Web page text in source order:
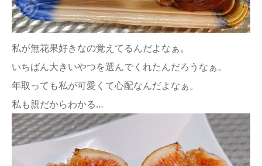
私が無花果好きなの覚えてるんだよなぁ。
いちばん大きいやつを選んでくれたんだろうなぁ。
年取っても私が可愛くて心配なんだよなぁ。
私も親だからわかる…